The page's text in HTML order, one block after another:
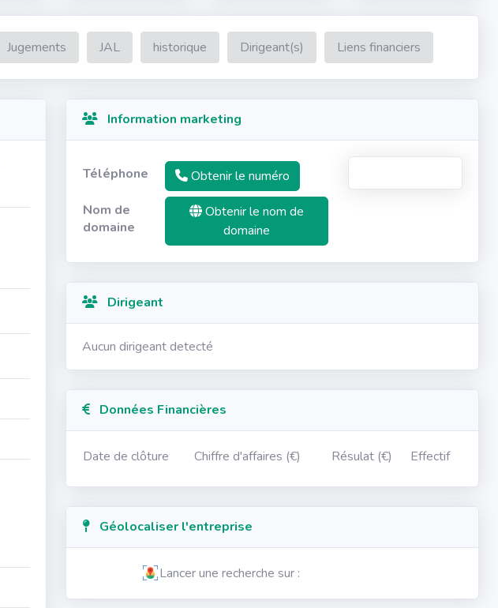
Jugements JAL historique Dirigeant(s) Liens financiers
Information marketing
Téléphone
Obtenir le numéro
Nom de
domaine
Obtenir le nom de
domaine
Dirigeant
Aucun dirigeant detecté
Données Financières
Date de clôture Chiffre d'affaires (€) Résulat (€) Effectif
Géolocaliser l'entreprise
Lancer une recherche sur :